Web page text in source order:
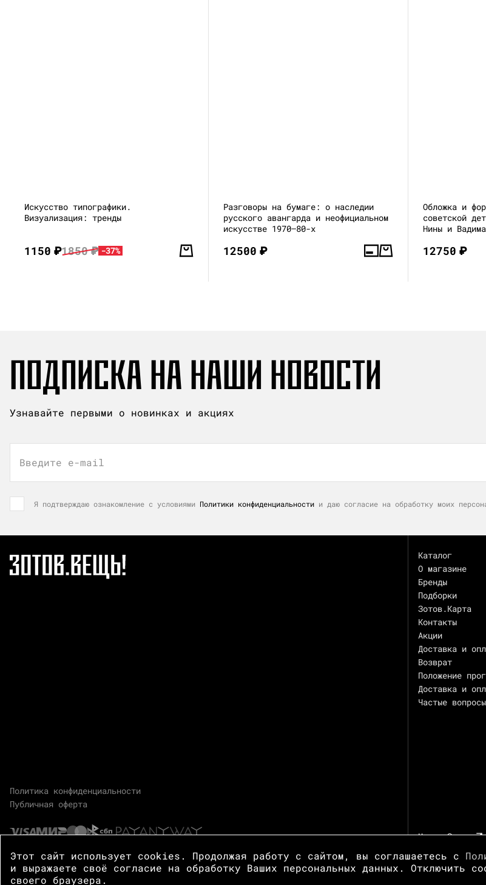
Искусство типографики.
Визуализация: тренды
1150₽1850₽ -37%
Разговоры на бумаге: о наследии
русского авангарда и неофициальном
искусстве 1970–80-х
12500₽
Обложка и
советской
Нины и
12750₽
ПОДПИСКА НА НАШИ НОВОСТИ
Узнавайте первыми о новинках и акциях
Введите e-mail
Я подтверждаю ознакомление с условиями Политики конфиденциальности и даю согласие на обработку моих
Политика конфиденциальности
Публичная оферта
Каталог
О магазине
Бренды
Подборки
Зотов.Карта
Контакты
Акции
Доставка и
Возврат
Положение
Доставка и
Частые вопросы
Центр Зотов
Этот сайт использует cookies. Продолжая работу с сайтом, вы соглашаетесь с
и выражаете своё согласие на обработку Ваших персональных данных. Отключить
своего браузера.